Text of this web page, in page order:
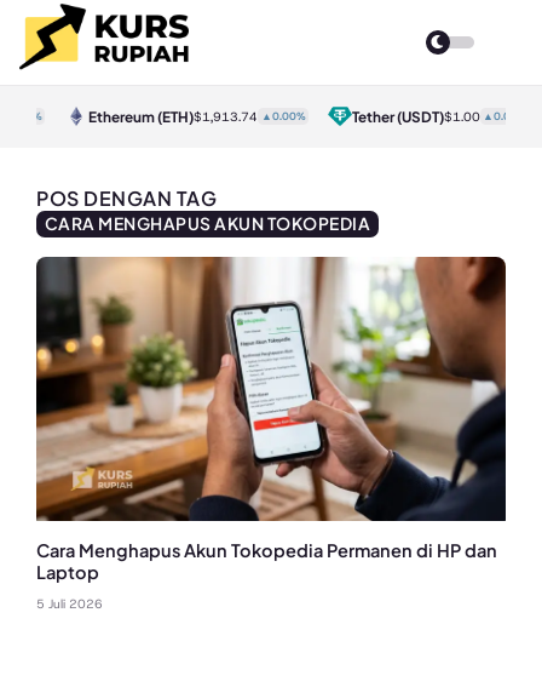
Ethereum(ETH)$1,913.74 ▲0.00% Tether(USDT)$1.00▲0.00%
POS DENGAN TAG
CARA MENGHAPUS AKUN TOKOPEDIA
Cara Menghapus Akun Tokopedia Permanen di HP dan
Laptop
5 Juli 2026